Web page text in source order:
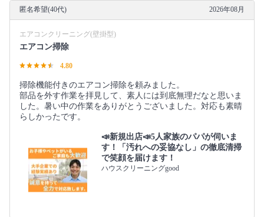
匿名希望(40代) 2026年08月
エアコンクリーニング(壁掛型)
エアコン掃除
4.80
掃除機能付きのエアコン掃除を頼みました。
部品を外す作業を拝見して、素人には到底無理だなと思いま
した。暑い中の作業をありがとうございました。対応も素晴
らしかったです。
📣新規出店📣5人家族のパパが伺いま
す！「汚れへの妥協なし」の徹底清掃
で笑顔を届けます！
ハウスクリーニングgood